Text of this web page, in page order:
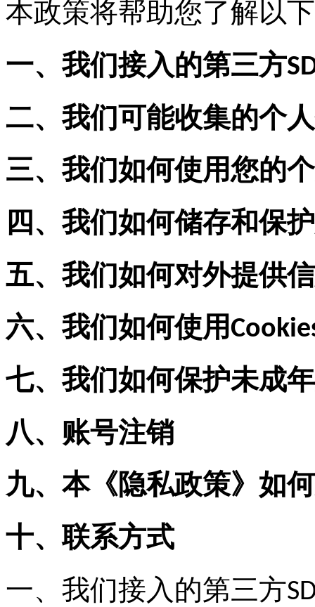
本政策将帮助您了解以
一、我们接入的第三方
二、我们可能收集的个
三、我们如何使用您的
四、我们如何储存和保
五、我们如何对外提供
六、我们如何使用
七、我们如何保护未成
八、账号注销
九、本《隐私政策》如
十、联系方式
一、我们接入的第三方